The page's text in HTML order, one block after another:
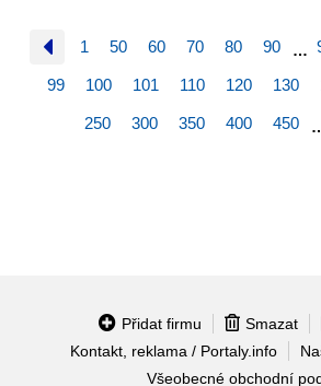
1 50 60 70 80 90 …
99 100 101 110 120 130
250 300 350 400 450
Přidat firmu Smazat
Kontakt, reklama / Portaly.info
Všeobecné obchodní